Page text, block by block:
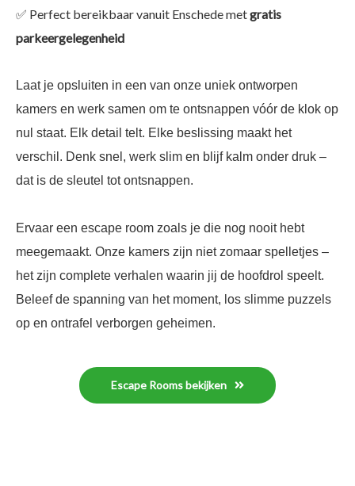
✅ Perfect bereikbaar vanuit Enschede metgratis
parkeergelegenheid
Laat je opsluiten in een van onze uniek ontworpen
kamers en werk samen om te ontsnappen vóór de klok op
nul staat. Elk detail telt. Elke beslissing maakt het
verschil. Denk snel, werk slim en blijf kalm onder druk –
dat is de sleutel tot ontsnappen.
Ervaar een escape room zoals je die nog nooit hebt
meegemaakt. Onze kamers zijn niet zomaar spelletjes –
het zijn complete verhalen waarin jij de hoofdrol speelt.
Beleef de spanning van het moment, los slimme puzzels
op en ontrafel verborgen geheimen.
Escape Rooms bekijken